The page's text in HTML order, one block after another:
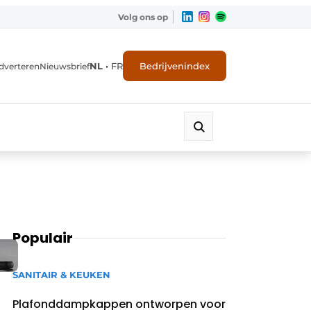
Volg ons op
NieuwsbriefNL • FR Bedrijvenindex
Populair
SANITAIR & KEUKEN
Plafonddampkappen ontworpen voor